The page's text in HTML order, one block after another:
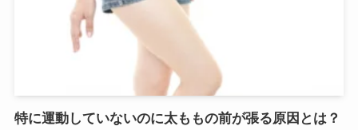
特に運動していないのに太ももの前が張る原因とは？